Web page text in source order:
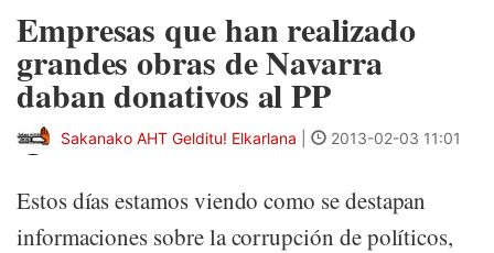
Empresas que han realizado
grandes obras de Navarra
daban donativos al PP
Sakanako AHT Gelditu! Elkarlana 2013-02-03 11:01
Estos días estamos viendo como se destapan
informaciones sobre la corrupción de políticos,